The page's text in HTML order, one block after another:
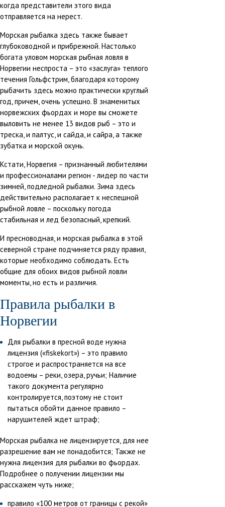
когда представители этого вида
отправляется на нерест.
Морская рыбалка здесь также бывает
глубоководной и прибрежной. Настолько
богата уловом морская рыбная ловля в
Норвегии неспроста – это «заслуга» теплого
течения Гольфстрим, благодаря которому
рыбачить здесь можно практически круглый
год, причем, очень успешно. В знаменитых
норвежских фьордах и море вы сможете
выловить не менее 13 видов рыб – это и
треска, и палтус, и сайда, и сайра, а также
зубатка и морской окунь.
Кстати, Норвегия – признанный любителями
и профессионалами регион - лидер по части
зимней, подледной рыбалки. Зима здесь
действительно располагает к неспешной
рыбной ловле – поскольку погода
стабильная и лед безопасный, крепкий.
И пресноводная, и морская рыбалка в этой
северной стране подчиняется ряду правил,
которые необходимо соблюдать. Есть
общие для обоих видов рыбной ловли
моменты, но есть и различия.
Правила рыбалки в
Норвегии
Для рыбалки в пресной воде нужна
лицензия («fiskekort») – это правило
строгое и распространяется на все
водоемы – реки, озера, ручьи; Наличие
такого документа регулярно
контролируется, поэтому не стоит
пытаться обойти данное правило –
нарушителей ждет штраф;
Морская рыбалка не лицензируется, для нее
разрешение вам не понадобится; Также не
нужна лицензия для рыбалки во фьордах.
Подробнее о получении лицензии мы
расскажем чуть ниже;
правило «100 метров от границы с рекой»